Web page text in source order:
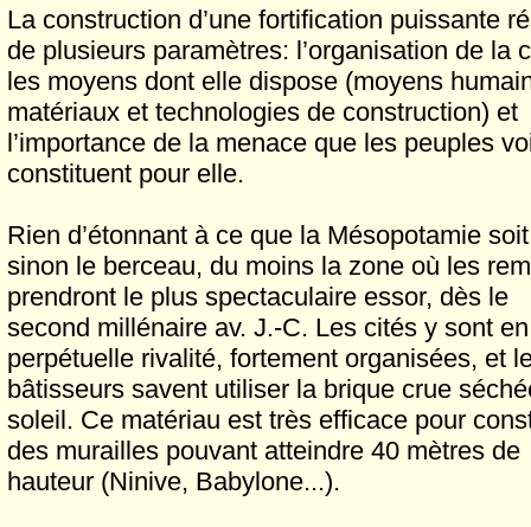
La construction d’une fortification puissante
de plusieurs paramètres: l’organisation de la
les moyens dont elle dispose (moyens
matériaux et technologies de construction) et
l’importance de la menace que les peuples
constituent pour elle.
Rien d’étonnant à ce que la Mésopotamie
sinon le berceau, du moins la zone où les
prendront le plus spectaculaire essor, dès le
second millénaire av. J.-C. Les cités y sont en
perpétuelle rivalité, fortement organisées, et
bâtisseurs savent utiliser la brique crue
soleil. Ce matériau est très efficace pour
des murailles pouvant atteindre 40 mètres de
hauteur (Ninive, Babylone...).